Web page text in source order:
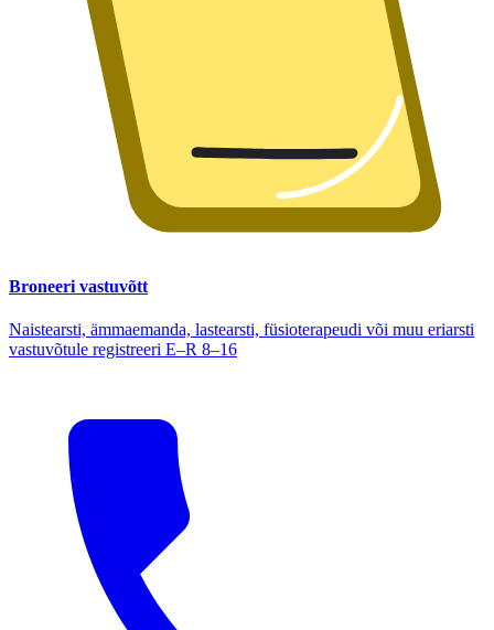
Broneeri vastuvõtt
Naistearsti, ämmaemanda, lastearsti, füsioterapeudi või muu eriarsti
vastuvõtule registreeri E–R 8–16